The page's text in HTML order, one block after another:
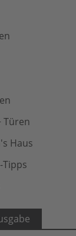
Türen
Haus
Tipps